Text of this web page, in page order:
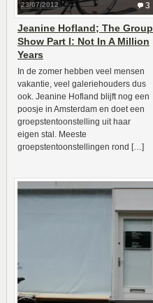
3
23/07/2012
Jeanine Hofland; The Group
Show Part I: Not In A Million
Years
In de zomer hebben veel mensen
vakantie, veel galeriehouders dus
ook. Jeanine Hofland blijft nog een
poosje in Amsterdam en doet een
groepstentoonstelling uit haar
eigen stal. Meeste
groepstentoonstellingen rond […]